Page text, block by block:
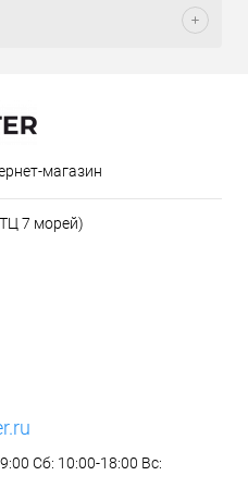
магазин
7 морей)
Сб: 10:00-18:00 Вс: